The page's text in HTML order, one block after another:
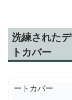
洗練された
トカバー